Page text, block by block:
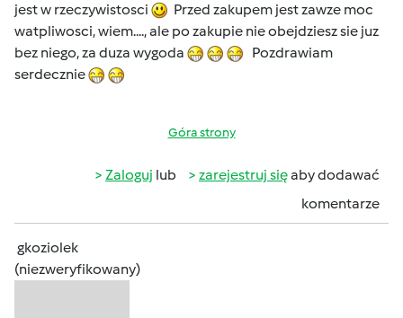
jest w rzeczywistosci
Przed zakupem jest zawze moc
watpliwosci, wiem...., ale po zakupie nie obejdziesz sie juz
bez niego, za duza wygoda
Pozdrawiam
serdecznie
Góra strony
Zaloguj lub zarejestruj sięaby dodawać
komentarze
gkoziolek
(niezweryfikowany)